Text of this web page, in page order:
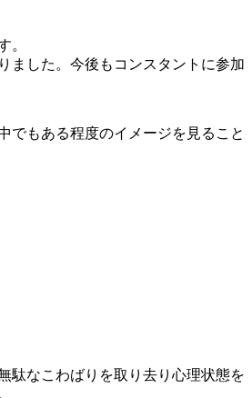
。
ました。今後もコンスタントに参加
でもある程度のイメージを見ること
駄なこわばりを取り去り心理状態を